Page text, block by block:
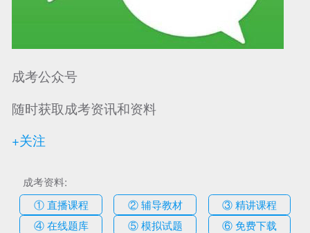
成考公众号
随时获取成考资讯和资料
+关注
成考资料:
① 直播课程
② 辅导教材
③ 精讲课程
④ 在线题库
⑤ 模拟试题 ⑥ 免费下载